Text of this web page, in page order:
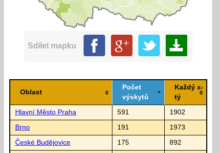
Sdílet mapku
Oblast
Počet
výskytů
Každý x-
tý
Hlavní Město Praha 591 1902
Brno 191 1973
České Budějovice 175 892